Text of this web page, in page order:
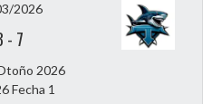
2026
- 7
2026
Fecha 1